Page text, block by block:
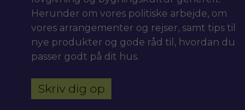
Herunder om vores politiske arbejde, om
vores arrangementer og rejser, samt tips til
nye produkter og gode råd til, hvordan du
passer godt på dit hus.
Skriv dig op